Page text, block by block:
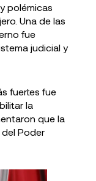
polémicas
Una de las
fue
judicial y
fuertes fue
la
que la
Poder